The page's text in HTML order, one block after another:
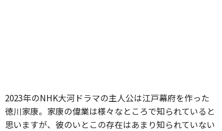
2023年のNHK大河ドラマの主人公は江戸幕府を作った
徳川家康。家康の偉業は様々なところで知られていると
思いますが、彼のいとこの存在はあまり知られていない